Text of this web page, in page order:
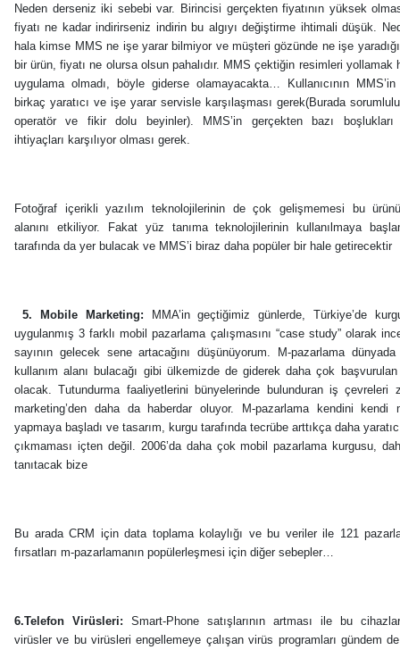
Neden derseniz iki sebebi var. Birincisi gerçekten fiyatının yüksek
fiyatı ne kadar indirirseniz indirin bu algıyı değiştirme ihtimali düşük.
hala kimse MMS ne işe yarar bilmiyor ve müşteri gözünde ne işe
bir ürün, fiyatı ne olursa olsun pahalıdır. MMS çektiğin resimleri yollamak
uygulama olmadı, böyle giderse olamayacakta… Kullanıcının MMS’in
birkaç yaratıcı ve işe yarar servisle karşılaşması gerek(Burada
operatör ve fikir dolu beyinler). MMS’in gerçekten bazı boşlukları
ihtiyaçları karşılıyor olması gerek.
Fotoğraf içerikli yazılım teknolojilerinin de çok gelişmemesi bu
alanını etkiliyor. Fakat yüz tanıma teknolojilerinin kullanılmaya
tarafında da yer bulacak ve MMS’i biraz daha popüler bir hale getirecektir
5. Mobile Marketing: MMA’in geçtiğimiz günlerde, Türkiye’de
uygulanmış 3 farklı mobil pazarlama çalışmasını “case study” olarak
sayının gelecek sene artacağını düşünüyorum. M-pazarlama
kullanım alanı bulacağı gibi ülkemizde de giderek daha çok
olacak. Tutundurma faaliyetlerini bünyelerinde bulunduran iş çevreleri
marketing’den daha da haberdar oluyor. M-pazarlama kendini kendi
yapmaya başladı ve tasarım, kurgu tarafında tecrübe arttıkça daha
çıkmaması içten değil. 2006’da daha çok mobil pazarlama kurgusu,
tanıtacak bize
Bu arada CRM için data toplama kolaylığı ve bu veriler ile 121
fırsatları m-pazarlamanın popülerleşmesi için diğer sebepler…
6.Telefon Virüsleri: Smart-Phone satışlarının artması ile bu
virüsler ve bu virüsleri engellemeye çalışan virüs programları gündem